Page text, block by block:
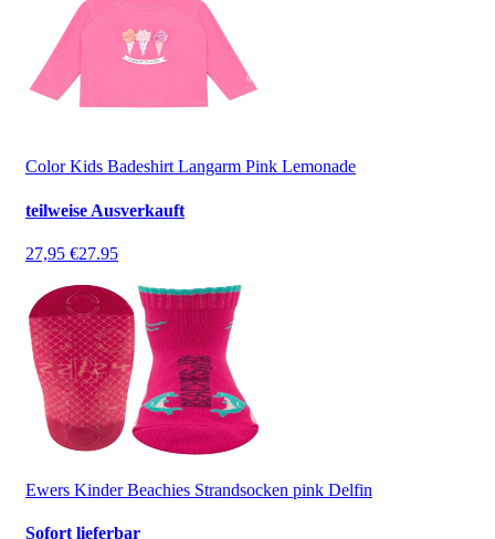
Color Kids Badeshirt Langarm Pink Lemonade
teilweise Ausverkauft
27,95 €27.95
Ewers Kinder Beachies Strandsocken pink Delfin
Sofort lieferbar